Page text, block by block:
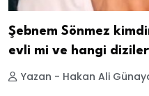
Şebnem Sönmez
evli mi ve hangi
Yazan - Hakan Ali